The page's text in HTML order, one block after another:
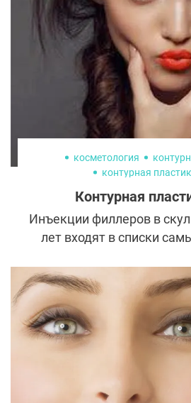
ждет такая блестящая
судьба.
косметология
контурная
Контурная
Инъекции филлеров в
лет входят в списки
кардинально
форму лица, а также
моложе. Но прежде
контурную пластику
разобраться во всех